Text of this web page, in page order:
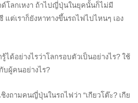
โลกเหงา ถ้าไปญี่ปุ่นในยุคนั้นก็ไม่มี
ต่เราก็ยังหาทางขึ้นรถไฟไปไหนๆ เอง
รู้ได้อย่างไรว่าโลกรอบตัวเป็นอย่างไร? ใช้
บผู้คนอย่างไร?
งถามคนญี่ปุ่นในรถไฟว่า “เกียวโต๊ะ? เกีย